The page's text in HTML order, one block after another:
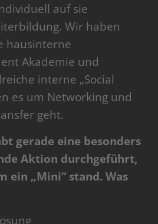
auf sie
Wir haben
hausinterne
Akademie und
interne „Social
es um Networking und
geht.
gerade eine besonders
Aktion durchgeführt,
ein „Mini“ stand. Was